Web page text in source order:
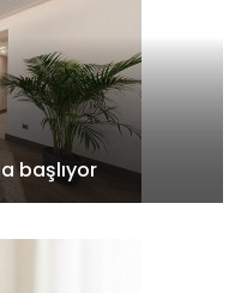
başlıyor